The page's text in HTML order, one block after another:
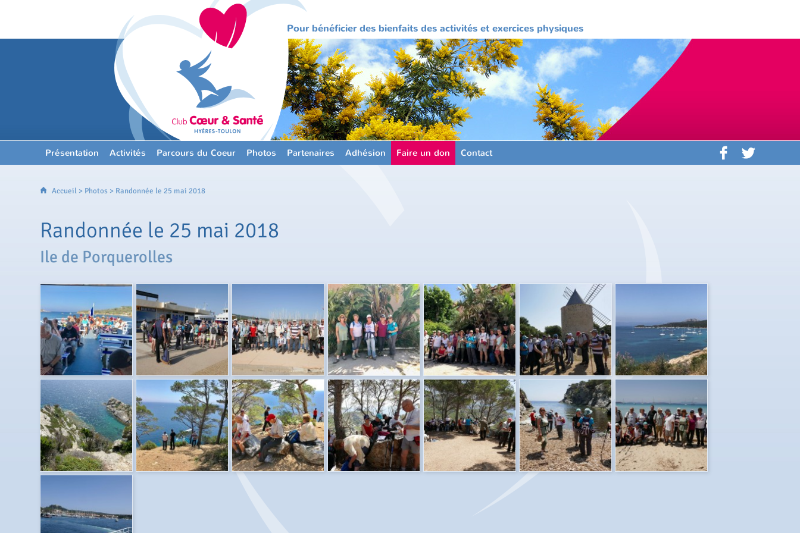
Pour bénéficier des bienfaits des activités et exercices physiques
Présentation Activités Parcours du Coeur Photos Partenaires Adhésion Faire un don Contact
Accueil > Photos > Randonnée le 25 mai 2018
Randonnée le 25 mai 2018
Ile de Porquerolles